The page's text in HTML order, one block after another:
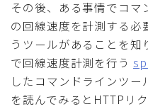
その後、ある事情でコマ
の回線速度を計測する必
うツールがあることを
で回線速度計測を行う
したコマンドラインツー
を読んでみるとHTTPリ